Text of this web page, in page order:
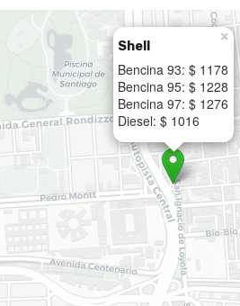
Shell
Bencina 93: $ 1178
Bencina 95: $ 1228
Bencina 97: $ 1276
Diesel: $ 1016
×